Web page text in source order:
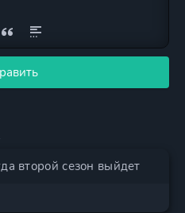
второй сезон выйдет